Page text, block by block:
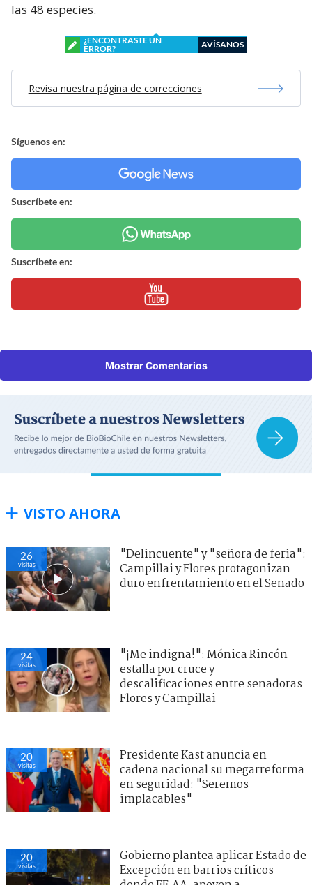
las 48 especies.
¿ENCONTRASTE UN
ERROR?
AVÍSANOS
Revisa nuestra página de correcciones
Síguenos en:
Suscríbete en:
Suscríbete en:
Mostrar Comentarios
VISTO AHORA
26
visitas
"Delincuente" y "señora de feria":
Campillai y Flores protagonizan
duro enfrentamiento en el Senado
24
visitas
"¡Me indigna!": Mónica Rincón
estalla por cruce y
descalificaciones entre senadoras
Flores y Campillai
20
visitas
Presidente Kast anuncia en
cadena nacional su megarreforma
en seguridad: "Seremos
implacables"
20
visitas
Gobierno plantea aplicar Estado de
Excepción en barrios críticos